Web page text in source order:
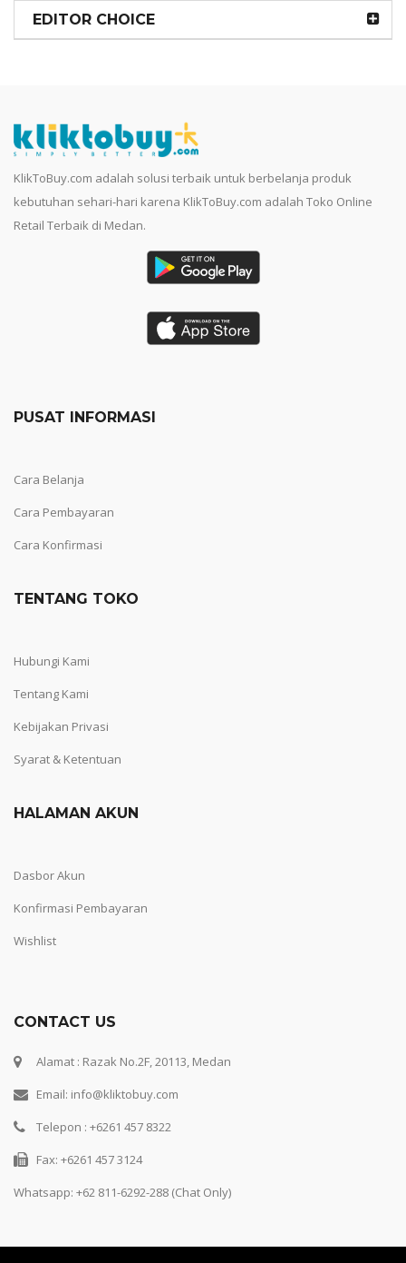
EDITOR CHOICE
KlikToBuy.com adalah solusi terbaik untuk berbelanja produk
kebutuhan sehari-hari karena KlikToBuy.com adalah Toko Online
Retail Terbaik di Medan.
PUSAT INFORMASI
Cara Belanja
Cara Pembayaran
Cara Konfirmasi
TENTANG TOKO
Hubungi Kami
Tentang Kami
Kebijakan Privasi
Syarat & Ketentuan
HALAMAN AKUN
Dasbor Akun
Konfirmasi Pembayaran
Wishlist
CONTACT US
Alamat : Razak No.2F, 20113, Medan
Email: info@kliktobuy.com
Telepon : +6261 457 8322
Fax: +6261 457 3124
Whatsapp: +62 811-6292-288 (Chat Only)